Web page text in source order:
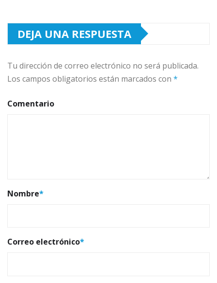
DEJA UNA RESPUESTA
Tu dirección de correo electrónico no será publicada.
Los campos obligatorios están marcados con *
Comentario
Nombre*
Correo electrónico*